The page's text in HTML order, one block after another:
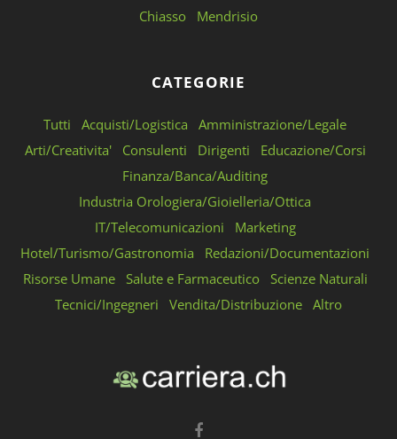
Chiasso
Mendrisio
CATEGORIE
Tutti Acquisti/Logistica
Amministrazione/Legale
Arti/Creativita'
Consulenti Dirigenti
Educazione/Corsi
Finanza/Banca/Auditing
Industria Orologiera/Gioielleria/Ottica
IT/Telecomunicazioni
Marketing
Hotel/Turismo/Gastronomia
Redazioni/Documentazioni
Risorse Umane
Salute e Farmaceutico
Scienze Naturali
Tecnici/Ingegneri
Vendita/Distribuzione Altro